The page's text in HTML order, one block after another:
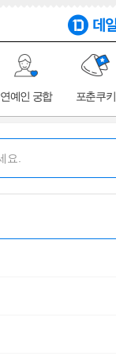
연예인 궁합 포춘쿠키